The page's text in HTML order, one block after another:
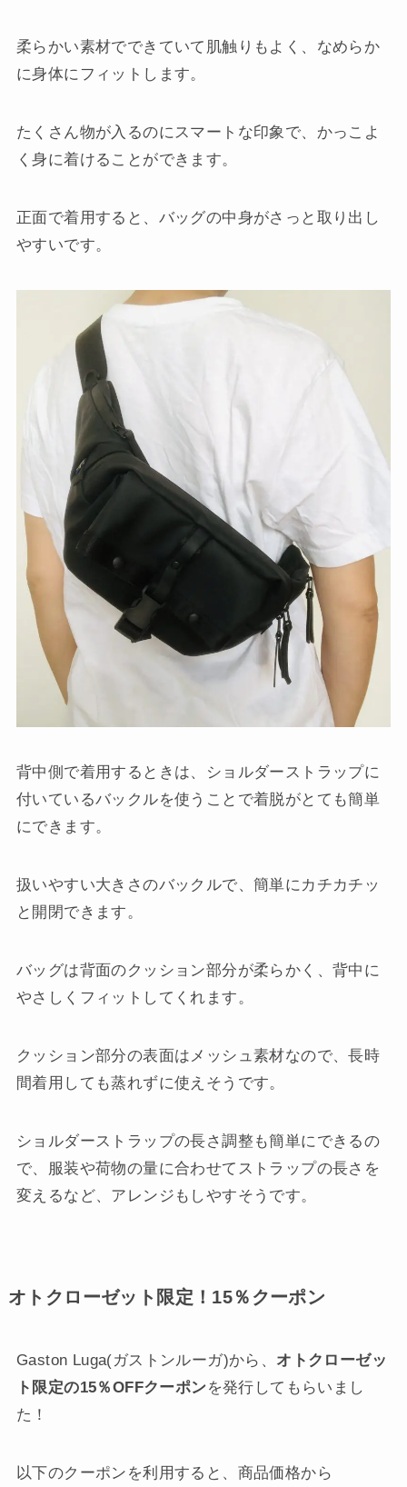
柔らかい素材でできていて肌触りもよく、なめらか
に身体にフィットします。
たくさん物が入るのにスマートな印象で、かっこよ
く身に着けることができます。
正面で着用すると、バッグの中身がさっと取り出し
やすいです。
背中側で着用するときは、ショルダーストラップに
付いているバックルを使うことで着脱がとても簡単
にできます。
扱いやすい大きさのバックルで、簡単にカチカチッ
と開閉できます。
バッグは背面のクッション部分が柔らかく、背中に
やさしくフィットしてくれます。
クッション部分の表面はメッシュ素材なので、長時
間着用しても蒸れずに使えそうです。
ショルダーストラップの長さ調整も簡単にできるの
で、服装や荷物の量に合わせてストラップの長さを
変えるなど、アレンジもしやすそうです。
オトクローゼット限定！15％クーポン
Gaston Luga(ガストンルーガ)から、 オトクローゼッ
ト限定の15％OFFクーポンを発行してもらいまし
た！
以下のクーポンを利用すると、商品価格から